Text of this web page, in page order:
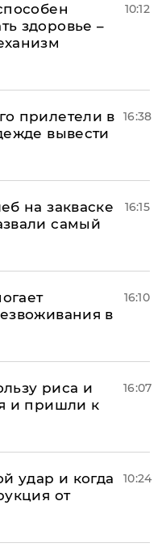
здоровье –
10:12
прилетели в
вывести
16:38
на закваске
самый
16:15
в
16:10
риса и
и пришли к
16:07
удар и когда
от
10:24